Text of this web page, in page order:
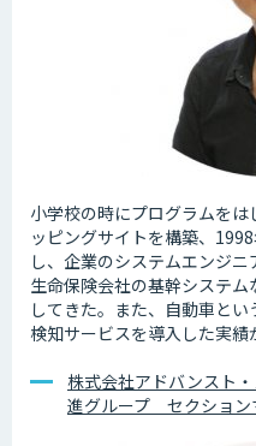
小学校の時にプログラムを
ッピングサイトを構築、
し、企業のシステムエンジ
生命保険会社の基幹システ
してきた。また、自動車と
検知サービスを導入した実績
株式会社アドバンス
進グループ セクショ